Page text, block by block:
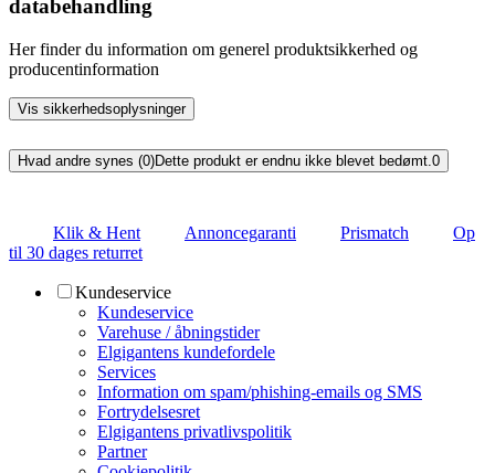
databehandling
Her finder du information om generel produktsikkerhed og
producentinformation
Vis sikkerhedsoplysninger
Hvad andre synes (0)Dette produkt er endnu ikke blevet bedømt. 0
Klik & Hent Annoncegaranti Prismatch
Op
til 30 dages returret
Kundeservice
Kundeservice
Varehuse / åbningstider
Elgigantens kundefordele
Services
Information om spam/phishing-emails og SMS
Fortrydelsesret
Elgigantens privatlivspolitik
Partner